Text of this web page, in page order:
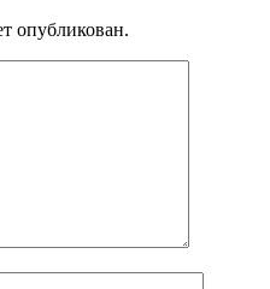
опубликован.